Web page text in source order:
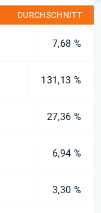
DURCHSCHNITT
7,68 %
131,13 %
27,36 %
6,94 %
3,30 %